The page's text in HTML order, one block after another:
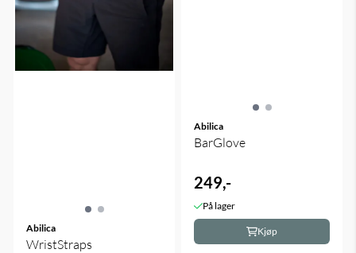
Abilica
WristStraps
Abilica
BarGlove
249,-
På lager
Kjøp